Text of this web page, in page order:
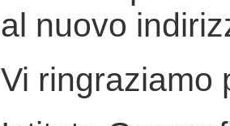
al nuovo
Vi ringraziamo